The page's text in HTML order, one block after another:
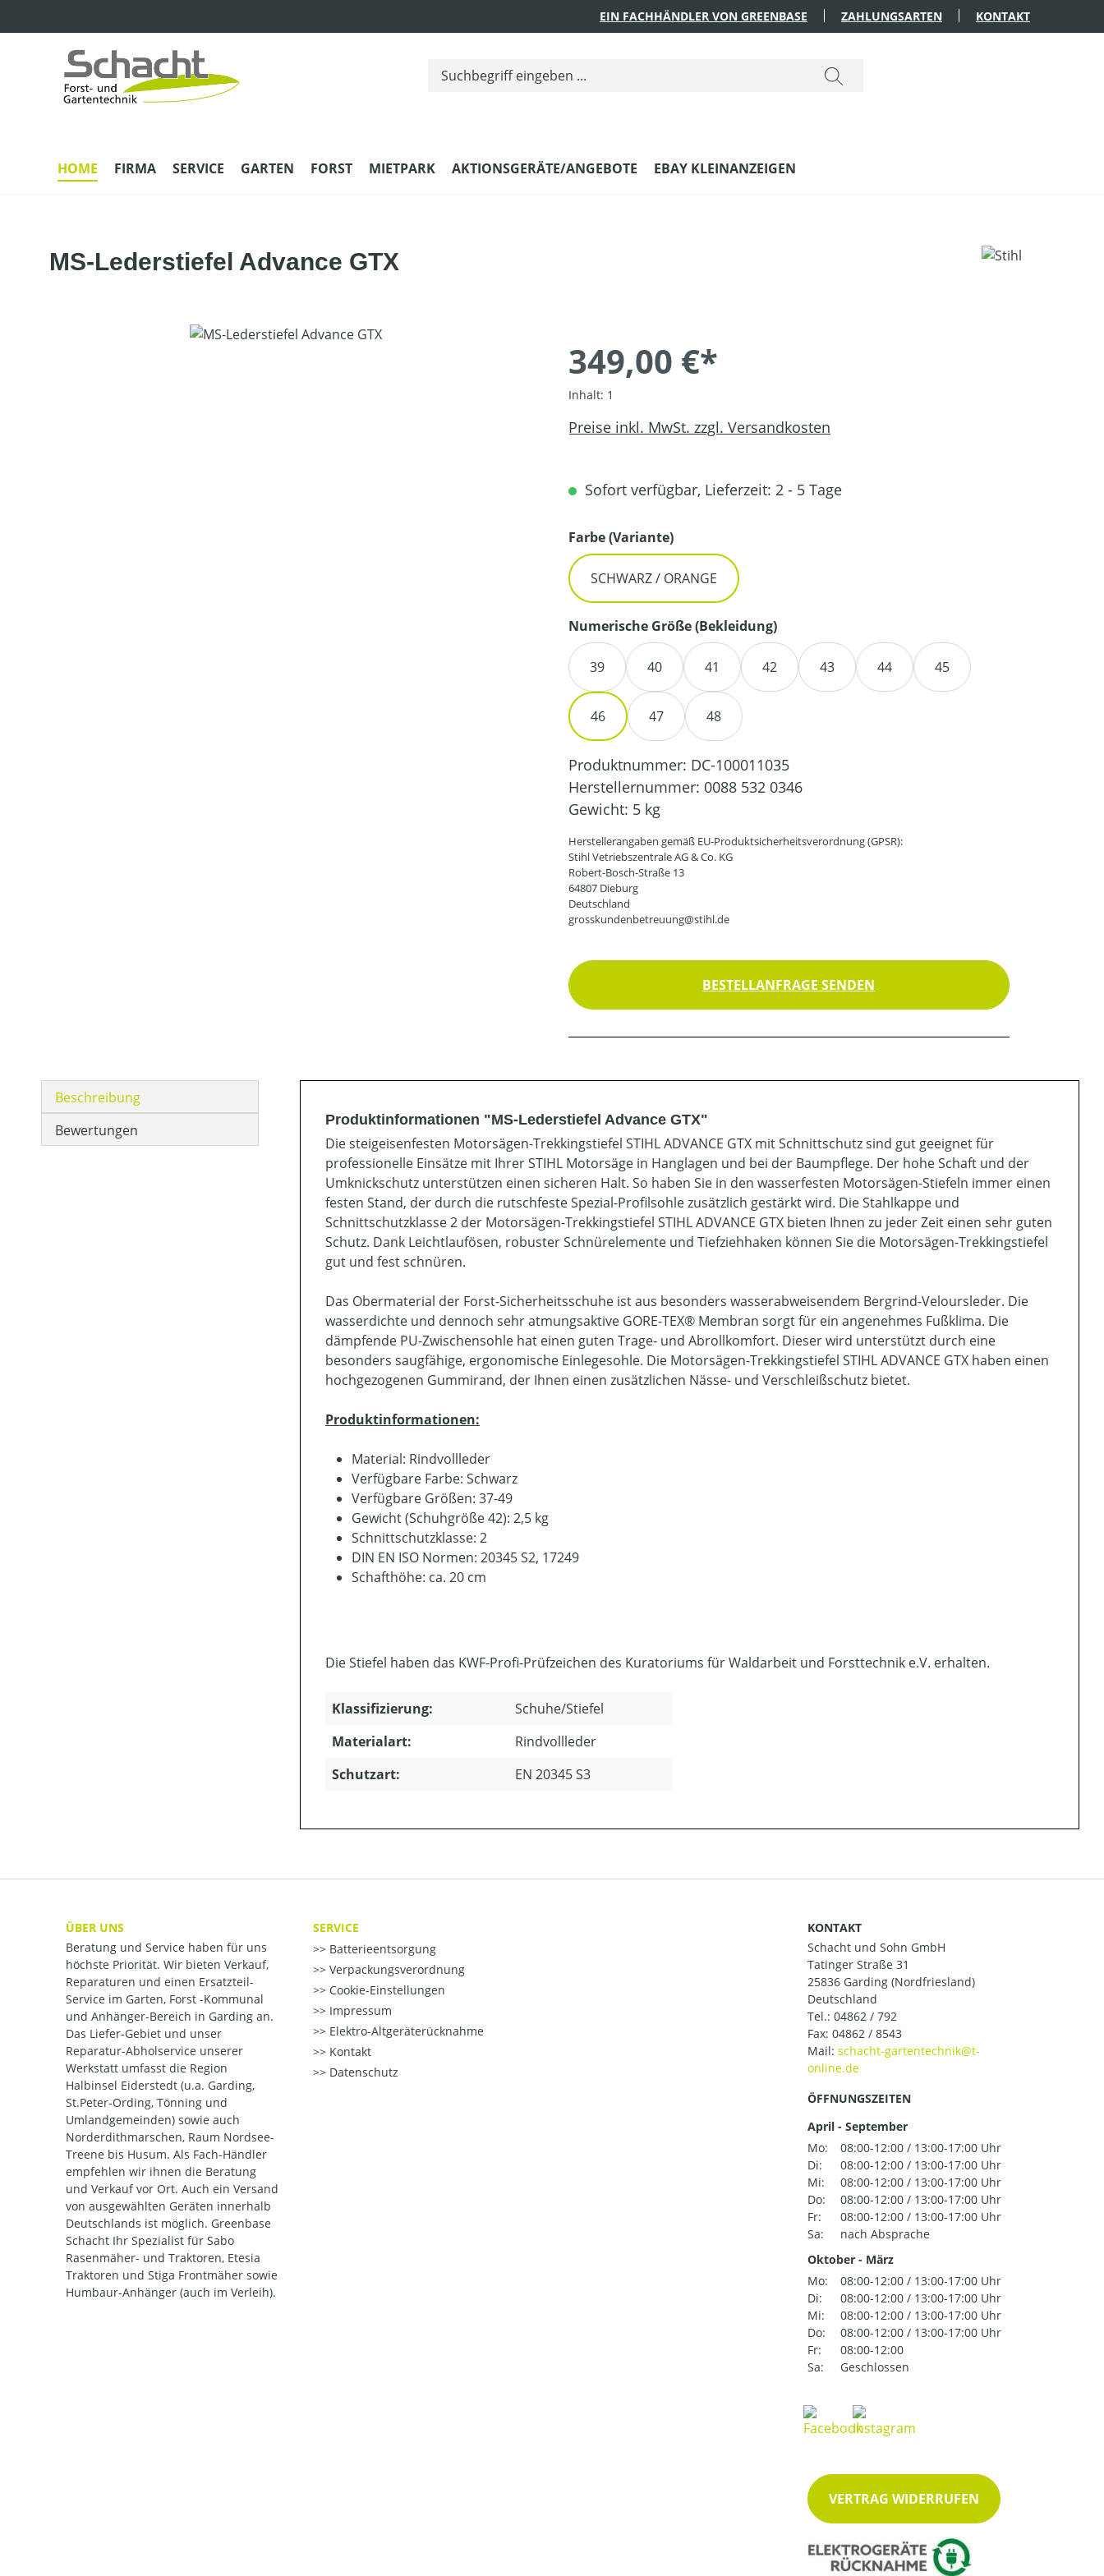
EIN FACHHÄNDLER VON GREENBASE ZAHLUNGSARTEN KONTAKT
HOME FIRMA SERVICE GARTEN FORST MIETPARK AKTIONSGERÄTE/ANGEBOTE EBAY KLEINANZEIGEN
MS-Lederstiefel Advance GTX
Bildergalerie überspringen
349,00 €*
Inhalt: 1
Preise inkl. MwSt. zzgl. Versandkosten
Sofort verfügbar, Lieferzeit: 2 - 5 Tage
Farbe (Variante)auswählen
SCHWARZ / ORANGE
Numerische Größe (Bekleidung)auswählen
39 40 41 42 43 44 45
46 47 48
Produktnummer: DC-100011035
Herstellernummer: 0088 532 0346
Gewicht: 5 kg
Herstellerangaben gemäß EU-Produktsicherheitsverordnung (GPSR):
Stihl Vetriebszentrale AG & Co. KG
Robert-Bosch-Straße 13
64807 Dieburg
Deutschland
grosskundenbetreuung@stihl.de
BESTELLANFRAGE SENDEN
Beschreibung
Bewertungen
Produktinformationen "MS-Lederstiefel Advance GTX"
Die steigeisenfesten Motorsägen-Trekkingstiefel STIHL ADVANCE GTX mit Schnittschutz sind gut geeignet für
professionelle Einsätze mit Ihrer STIHL Motorsäge in Hanglagen und bei der Baumpflege. Der hohe Schaft und der
Umknickschutz unterstützen einen sicheren Halt. So haben Sie in den wasserfesten Motorsägen-Stiefeln immer einen
festen Stand, der durch die rutschfeste Spezial-Profilsohle zusätzlich gestärkt wird. Die Stahlkappe und
Schnittschutzklasse 2 der Motorsägen-Trekkingstiefel STIHL ADVANCE GTX bieten Ihnen zu jeder Zeit einen sehr guten
Schutz. Dank Leichtlaufösen, robuster Schnürelemente und Tiefziehhaken können Sie die Motorsägen-Trekkingstiefel
gut und fest schnüren.
Das Obermaterial der Forst-Sicherheitsschuhe ist aus besonders wasserabweisendem Bergrind-Veloursleder. Die
wasserdichte und dennoch sehr atmungsaktive GORE-TEX® Membran sorgt für ein angenehmes Fußklima. Die
dämpfende PU-Zwischensohle hat einen guten Trage- und Abrollkomfort. Dieser wird unterstützt durch eine
besonders saugfähige, ergonomische Einlegesohle. Die Motorsägen-Trekkingstiefel STIHL ADVANCE GTX haben einen
hochgezogenen Gummirand, der Ihnen einen zusätzlichen Nässe- und Verschleißschutz bietet.
Produktinformationen:
Material: Rindvollleder
Verfügbare Farbe: Schwarz
Verfügbare Größen: 37-49
Gewicht (Schuhgröße 42): 2,5 kg
Schnittschutzklasse: 2
DIN EN ISO Normen: 20345 S2, 17249
Schafthöhe: ca. 20 cm
Die Stiefel haben das KWF-Profi-Prüfzeichen des Kuratoriums für Waldarbeit und Forsttechnik e.V. erhalten.
Klassifizierung:
Schuhe/Stiefel
Materialart:
Rindvollleder
Schutzart:
EN 20345 S3
ÜBER UNS
Beratung und Service haben für uns
höchste Priorität. Wir bieten Verkauf,
Reparaturen und einen Ersatzteil-
Service im Garten, Forst -Kommunal
und Anhänger-Bereich in Garding an.
Das Liefer-Gebiet und unser
Reparatur-Abholservice unserer
Werkstatt umfasst die Region
Halbinsel Eiderstedt (u.a. Garding,
St.Peter-Ording, Tönning und
Umlandgemeinden) sowie auch
Norderdithmarschen, Raum Nordsee-
Treene bis Husum. Als Fach-Händler
empfehlen wir ihnen die Beratung
und Verkauf vor Ort. Auch ein Versand
von ausgewählten Geräten innerhalb
Deutschlands ist möglich. Greenbase
Schacht Ihr Spezialist für Sabo
Rasenmäher- und Traktoren, Etesia
Traktoren und Stiga Frontmäher sowie
Humbaur-Anhänger (auch im Verleih).
SERVICE
Batterieentsorgung
Verpackungsverordnung
Cookie-Einstellungen
Impressum
Elektro-Altgeräterücknahme
Kontakt
Datenschutz
KONTAKT
Schacht und Sohn GmbH
Tatinger Straße 31
25836 Garding (Nordfriesland)
Deutschland
Tel.: 04862 / 792
Fax: 04862 / 8543
Mail:
ÖFFNUNGSZEITEN
April - September
Mo:
08:00-12:00 / 13:00-17:00 Uhr
Di:
08:00-12:00 / 13:00-17:00 Uhr
Mi:
08:00-12:00 / 13:00-17:00 Uhr
Do:
08:00-12:00 / 13:00-17:00 Uhr
Fr:
08:00-12:00 / 13:00-17:00 Uhr
Sa:
nach Absprache
Oktober - März
Mo:
08:00-12:00 / 13:00-17:00 Uhr
Di:
08:00-12:00 / 13:00-17:00 Uhr
Mi:
08:00-12:00 / 13:00-17:00 Uhr
Do:
08:00-12:00 / 13:00-17:00 Uhr
Fr:
08:00-12:00
Sa:
Geschlossen
VERTRAG WIDERRUFEN